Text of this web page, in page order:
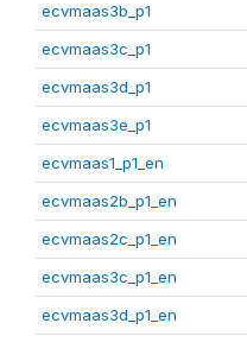
ecvmaas3b_p1
ecvmaas3c_p1
ecvmaas3d_p1
ecvmaas3e_p1
ecvmaas1_p1_en
ecvmaas2b_p1_en
ecvmaas2c_p1_en
ecvmaas3c_p1_en
ecvmaas3d_p1_en